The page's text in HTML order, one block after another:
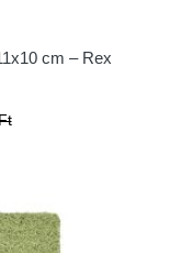
cm – Rex